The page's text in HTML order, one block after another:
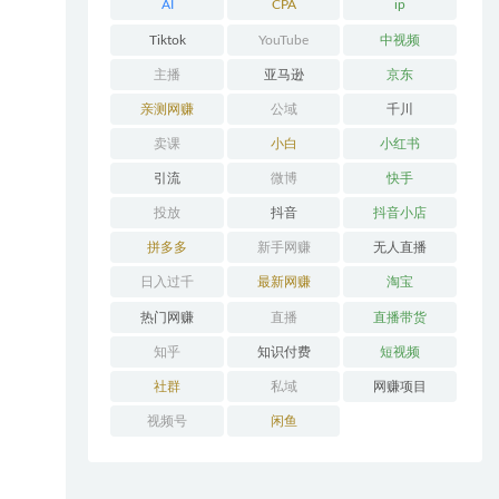
AI CPA ip
Tiktok YouTube 中视频
主播 亚马逊 京东
亲测网赚 公域 千川
卖课 小白 小红书
引流 微博 快手
投放 抖音 抖音小店
拼多多 新手网赚 无人直播
日入过千 最新网赚 淘宝
热门网赚 直播 直播带货
知乎 知识付费 短视频
社群 私域 网赚项目
视频号 闲鱼